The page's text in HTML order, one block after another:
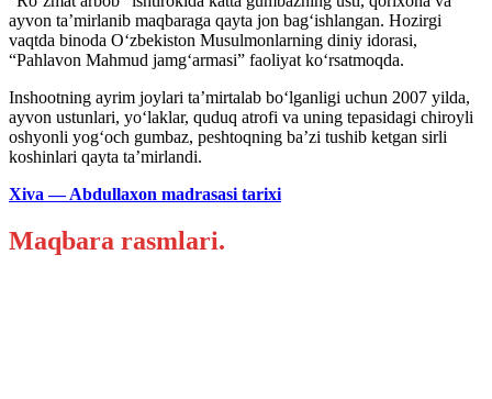
ayvon ta’mirlanib maqbaraga qayta jon bag‘ishlangan. Hozirgi
vaqtda binoda O‘zbekiston Musulmonlarning diniy idorasi,
“Pahlavon Mahmud jamg‘armasi” faoliyat ko‘rsatmoqda.
Inshootning ayrim joylari ta’mirtalab bo‘lganligi uchun 2007 yilda,
ayvon ustunlari, yo‘laklar, quduq atrofi va uning tepasidagi chiroyli
oshyonli yog‘och gumbaz, peshtoqning ba’zi tushib ketgan sirli
koshinlari qayta ta’mirlandi.
Xiva — Abdullaxon madrasasi tarixi
Maqbara rasmlari.